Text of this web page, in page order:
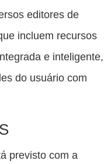
editores de
incluem recursos
e inteligente,
do usuário com
previsto com a